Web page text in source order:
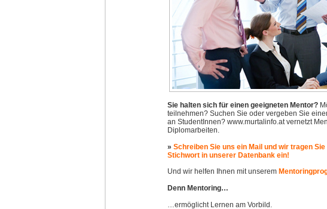
Sie halten sich für einen geeigneten Mentor?
teilnehmen? Suchen Sie oder vergeben Sie
an StudentInnen? www.murtalinfo.at vernetzt
Diplomarbeiten.
» Schreiben Sie uns ein Mail und wir tragen
Stichwort in unserer Datenbank ein!
Und wir helfen Ihnen mit unserem
Denn Mentoring…
…ermöglicht Lernen am Vorbild.